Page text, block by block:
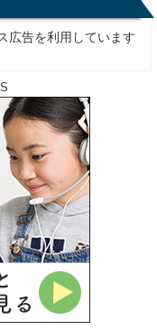
広告を利用しています